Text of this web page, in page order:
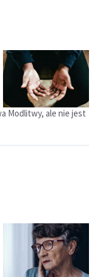
Modlitwy, ale nie jest